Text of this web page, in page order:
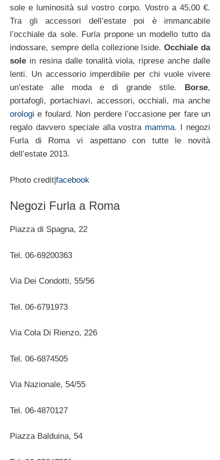
sole e luminosità sul vostro corpo. Vostro a 45,00 €.
Tra gli accessori dell’estate poi è immancabile
l’occhiale da sole. Furla propone un modello tutto da
indossare, sempre della collezione Iside.Occhiale da
sole in resina dalle tonalità viola, riprese anche dalle
lenti. Un accessorio imperdibile per chi vuole vivere
un’estate alle moda e di grande stile. Borse,
portafogli, portachiavi, accessori, occhiali, ma anche
orologi e foulard. Non perdere l’occasione per fare un
regalo davvero speciale alla vostra mamma. I negozi
Furla di Roma vi aspettano con tutte le novità
dell’estate 2013.
Photo credit|facebook
Negozi Furla a Roma
Piazza di Spagna, 22
Tel. 06-69200363
Via Dei Condotti, 55/56
Tel. 06-6791973
Via Cola Di Rienzo, 226
Tel. 06-6874505
Via Nazionale, 54/55
Tel. 06-4870127
Piazza Balduina, 54